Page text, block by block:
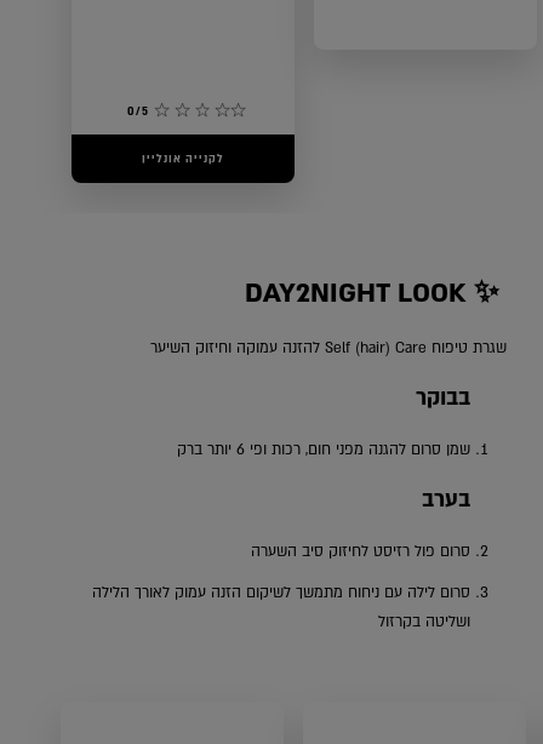
0/5
לקנייה אונליין
DAY2NIGHT LOOK ✨ ‎
שגרת טיפוח Self (hair) Care להזנה עמוקה וחיזוק השיער
בבוקר
שמן סרום להגנה מפני חום, רכות ופי 6 יותר ברק
בערב
סרום פול רזיסט לחיזוק סיב השערה
סרום לילה עם ניחוח מתמשך לשיקום הזנה עמוק לאורך הלילה
ושליטה בקרזול